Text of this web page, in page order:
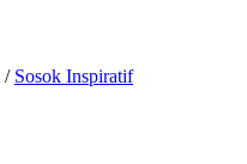
/ Sosok Inspiratif